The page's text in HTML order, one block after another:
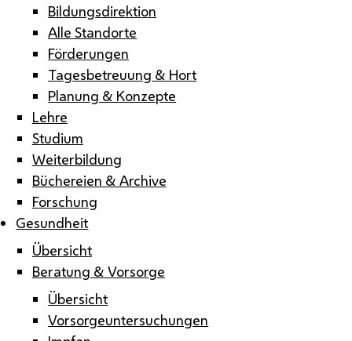
Bildungsdirektion
Alle Standorte
Förderungen
Tagesbetreuung & Hort
Planung & Konzepte
Lehre
Studium
Weiterbildung
Büchereien & Archive
Forschung
Gesundheit
Übersicht
Beratung & Vorsorge
Übersicht
Vorsorgeuntersuchungen